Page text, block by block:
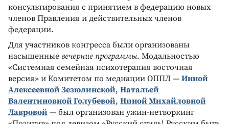
консультирования с принятием в федерацию новых
членов Правления и действительных членов
федерации.
Для участников конгресса были организованы
насыщенные вечерние программы. Модальностью
«Системная семейная психотерапия восточная
версия» и Комитетом по медиации ОППЛ — Инной
Алексеевной Зезюлинской, Натальей
Валентиновной Голубевой, Ниной Михайловной
Лавровой — был организован ужин-нетворкинг